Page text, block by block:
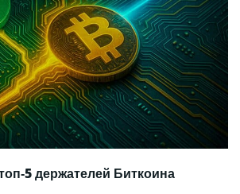
держателей Биткоина